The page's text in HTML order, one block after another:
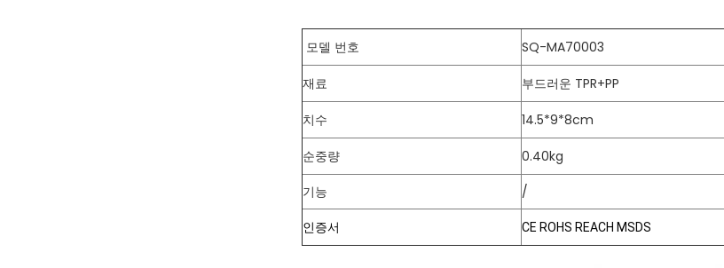
모델 번호 SQ-MA70003
재료 부드러운 TPR+PP
치수 14.5*9*8cm
순중량
0.40kg
기능
/
인증서 CE ROHS REACH MSDS